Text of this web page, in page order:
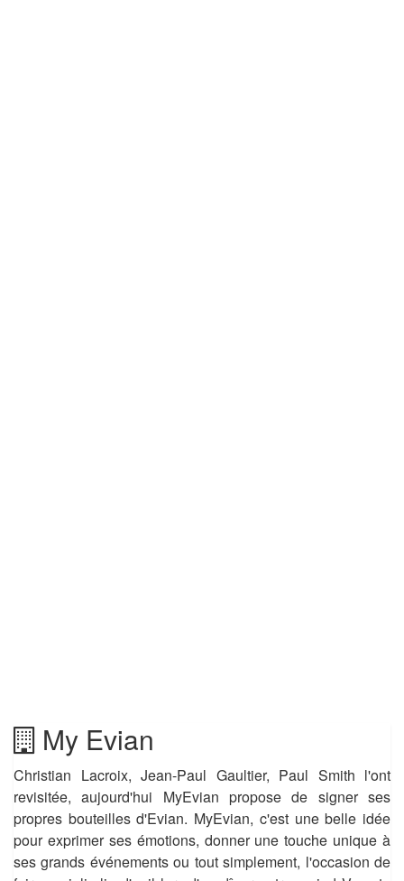
My Evian
Christian Lacroix, Jean-Paul Gaultier, Paul Smith l'ont
revisitée, aujourd'hui MyEvian propose de signer ses
propres bouteilles d'Evian. MyEvian, c'est une belle idée
pour exprimer ses émotions, donner une touche unique à
ses grands événements ou tout simplement, l'occasion de